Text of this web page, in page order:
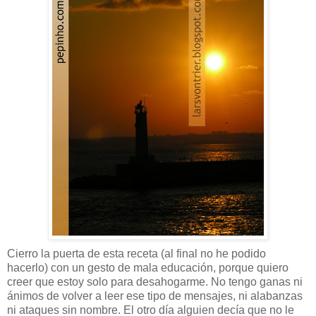
Cierro la puerta de esta receta (al final no he podido
hacerlo) con un gesto de mala educación, porque quiero
creer que estoy solo para desahogarme. No tengo ganas ni
ánimos de volver a leer ese tipo de mensajes, ni alabanzas
ni ataques sin nombre. El otro día alguien decía que no le